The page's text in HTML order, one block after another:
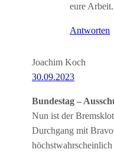
eure
Antworten
Joachim Koch
30.09.2023
Bundestag –
Nun ist der
Durchgang mit